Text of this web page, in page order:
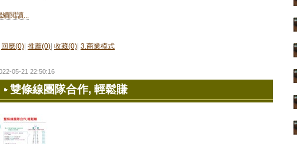
續閱讀...
回應(0)| 推薦(0)| 收藏(0)| 3.商業模式
05-21 22:50:16
雙條線團隊合作, 輕鬆賺